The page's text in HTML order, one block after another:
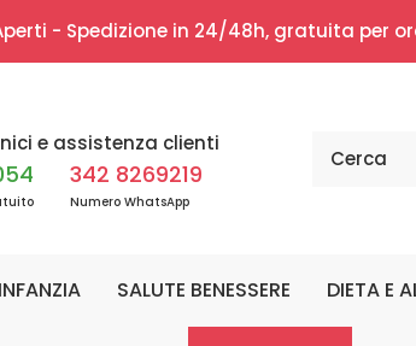
- Spedizione in 24/48h, gratuita per
e assistenza clienti
342 8269219
Numero WhatsApp
SALUTE BENESSERE DIETA E